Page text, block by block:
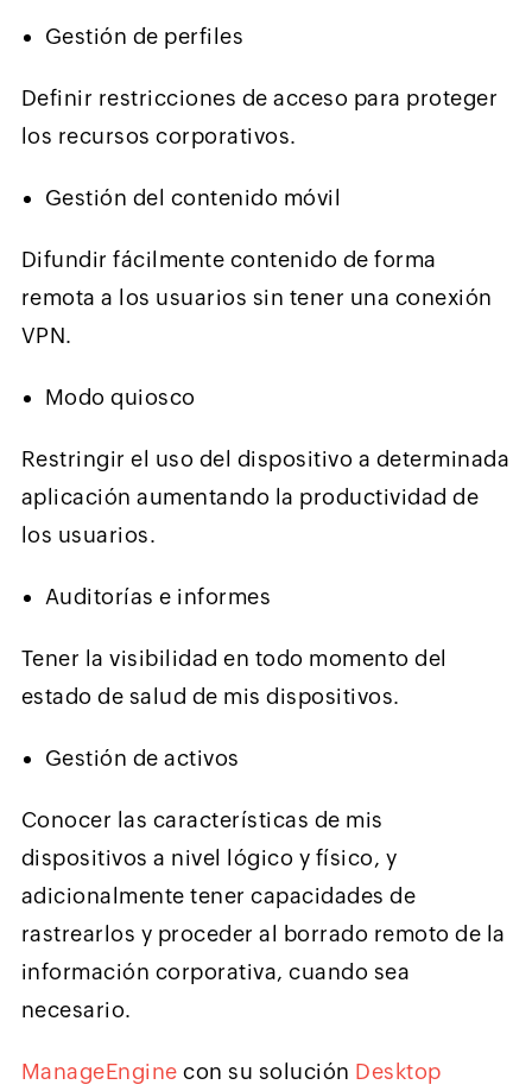
Gestión de perfiles
Definir restricciones de acceso para proteger
los recursos corporativos.
Gestión del contenido móvil
Difundir fácilmente contenido de forma
remota a los usuarios sin tener una conexión
VPN.
Modo quiosco
Restringir el uso del dispositivo a determinada
aplicación aumentando la productividad de
los usuarios.
Auditorías e informes
Tener la visibilidad en todo momento del
estado de salud de mis dispositivos.
Gestión de activos
Conocer las características de mis
dispositivos a nivel lógico y físico, y
adicionalmente tener capacidades de
rastrearlos y proceder al borrado remoto de la
información corporativa, cuando sea
necesario.
ManageEngine con su solución Desktop